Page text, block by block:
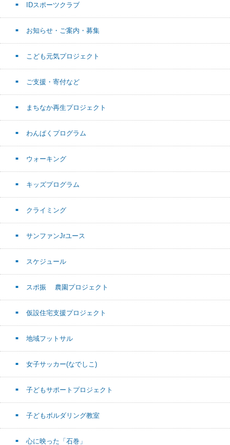
IDスポーツクラブ
お知らせ・ご案内・募集
こども元気プロジェクト
ご支援・寄付など
まちなか再生プロジェクト
わんぱくプログラム
ウォーキング
キッズプログラム
クライミング
サンファンJrユース
スケジュール
スポ振 農園プロジェクト
仮設住宅支援プロジェクト
地域フットサル
女子サッカー(なでしこ)
子どもサポートプロジェクト
子どもボルダリング教室
心に映った「石巻」